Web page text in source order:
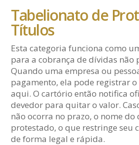
Tabelionato de
Títulos
Esta categoria funciona como
para a cobrança de dívidas não
Quando uma empresa ou
pagamento, ela pode registrar
aqui. O cartório então notifica
devedor para quitar o valor.
não ocorra no prazo, o nome do
protestado, o que restringe seu
de forma legal e rápida.